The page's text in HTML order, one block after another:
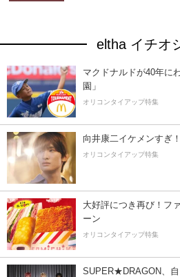
eltha イチオ
マクドナルドが40年に
園」
オリコンタイアップ特集
向井康二イケメンすぎ
オリコンタイアップ特集
大好評につき再び！フ
ーン
オリコンタイアップ特集
SUPER★DRAGON、自